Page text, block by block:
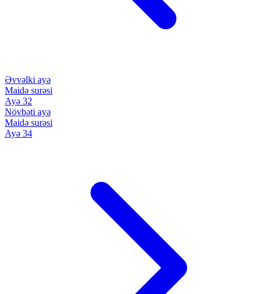
Əvvəlki ayə
Maidə surəsi
Ayə 32
Növbəti ayə
Maidə surəsi
Ayə 34